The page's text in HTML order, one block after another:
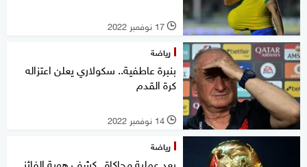
l 17 نوفمبر 2022
رياضة
بنبرة عاطفية.. سكولاري يعلن اعتزاله
كرة القدم
l 14 نوفمبر 2022
رياضة
بعد عملية محاكاة.. كشف هوية الفائز